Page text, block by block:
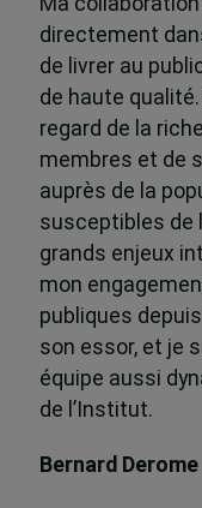
directement
de livrer au
de haute
regard de la
membres et de
auprès de la
susceptibles de
grands enjeux
mon
publiques
son essor, et je
équipe aussi
de l’Institut.
Bernard Derome